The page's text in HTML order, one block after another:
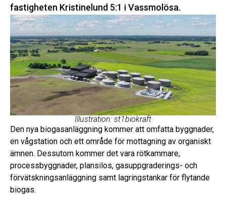
fastigheten Kristinelund 5:1 i Vassmolösa.
Illustration: st1biokraft
Den nya biogasanläggning kommer att omfatta byggnader,
en vågstation och ett område för mottagning av organiskt
ämnen. Dessutom kommer det vara rötkammare,
processbyggnader, plansilos, gasuppgraderings- och
förvätskningsanläggning samt lagringstankar för flytande
biogas.